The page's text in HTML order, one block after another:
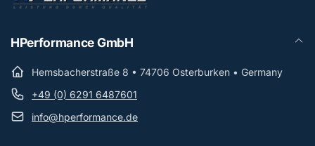
HPerformance GmbH
Hemsbacherstraße 8 • 74706 Osterburken • Germany
+49 (0) 6291 6487601
info@hperformance.de